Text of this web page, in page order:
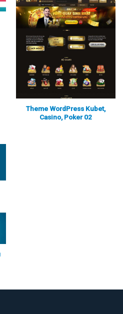
Xem thực tế Xem chi tiết
Theme WordPress Kubet,
Casino, Poker 02